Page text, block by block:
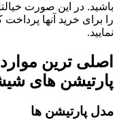
باشید. در این صورت
را برای خرید آنها پرداخت
نمایید.
اصلی ترین
پارتیشن های
مدل پارتیشن ها